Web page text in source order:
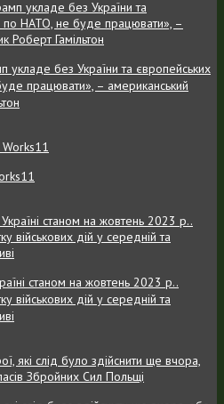
укладе без України та європейських
працювати», – американський
станом на жовтень 2023 р..
військових дій у середній та